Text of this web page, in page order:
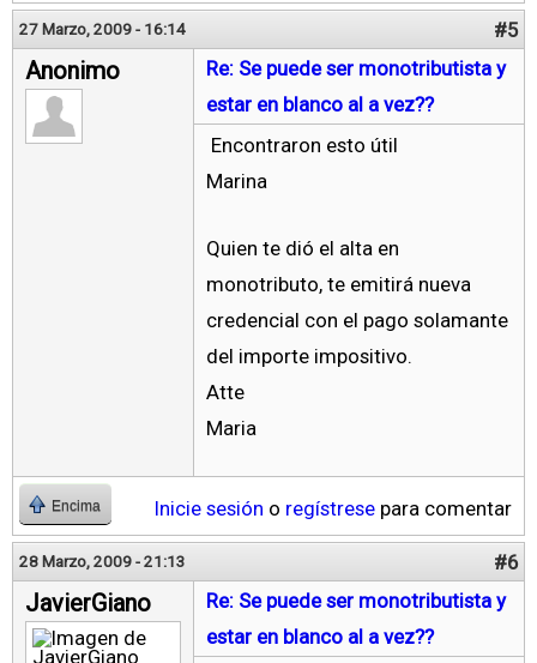
27 Marzo, 2009 - 16:14 #5
Anonimo
Re: Se puede ser monotributista y
estar en blanco al a vez??
Encontraron esto útil
Marina
Quien te dió el alta en
monotributo, te emitirá nueva
credencial con el pago solamante
del importe impositivo.
Atte
Maria
Encima Inicie sesión o regístrese para comentar
28 Marzo, 2009 - 21:13 #6
JavierGiano
Re: Se puede ser monotributista y
estar en blanco al a vez??